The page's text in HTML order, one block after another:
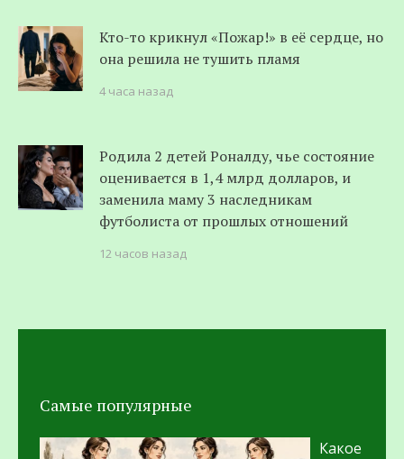
Кто-то крикнул «Пожар!» в её сердце, но
она решила не тушить пламя
4 часа назад
Родила 2 детей Роналду, чье состояние
оценивается в 1,4 млрд долларов, и
заменила маму 3 наследникам
футболиста от прошлых отношений
12 часов назад
Самые популярные
Какое